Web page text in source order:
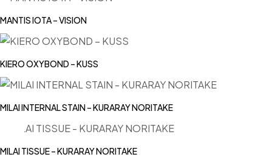
MANTIS IOTA – VISION
KIERO OXYBOND – KUSS
MILAI INTERNAL STAIN – KURARAY NORITAKE
MILAI TISSUE – KURARAY NORITAKE